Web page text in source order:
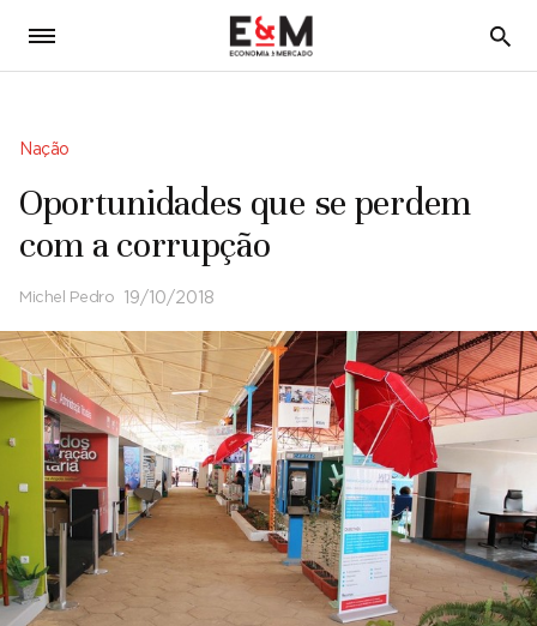
5
Nação
Oportunidades que se perdem
com a corrupção
Michel Pedro 19/10/2018